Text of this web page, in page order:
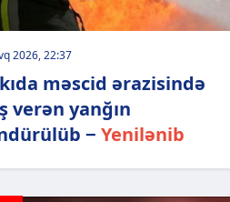
2026, 22:37
məscid ərazisində
verən yanğın
− Yenilənib